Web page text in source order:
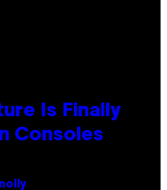
Is Finally
Consoles